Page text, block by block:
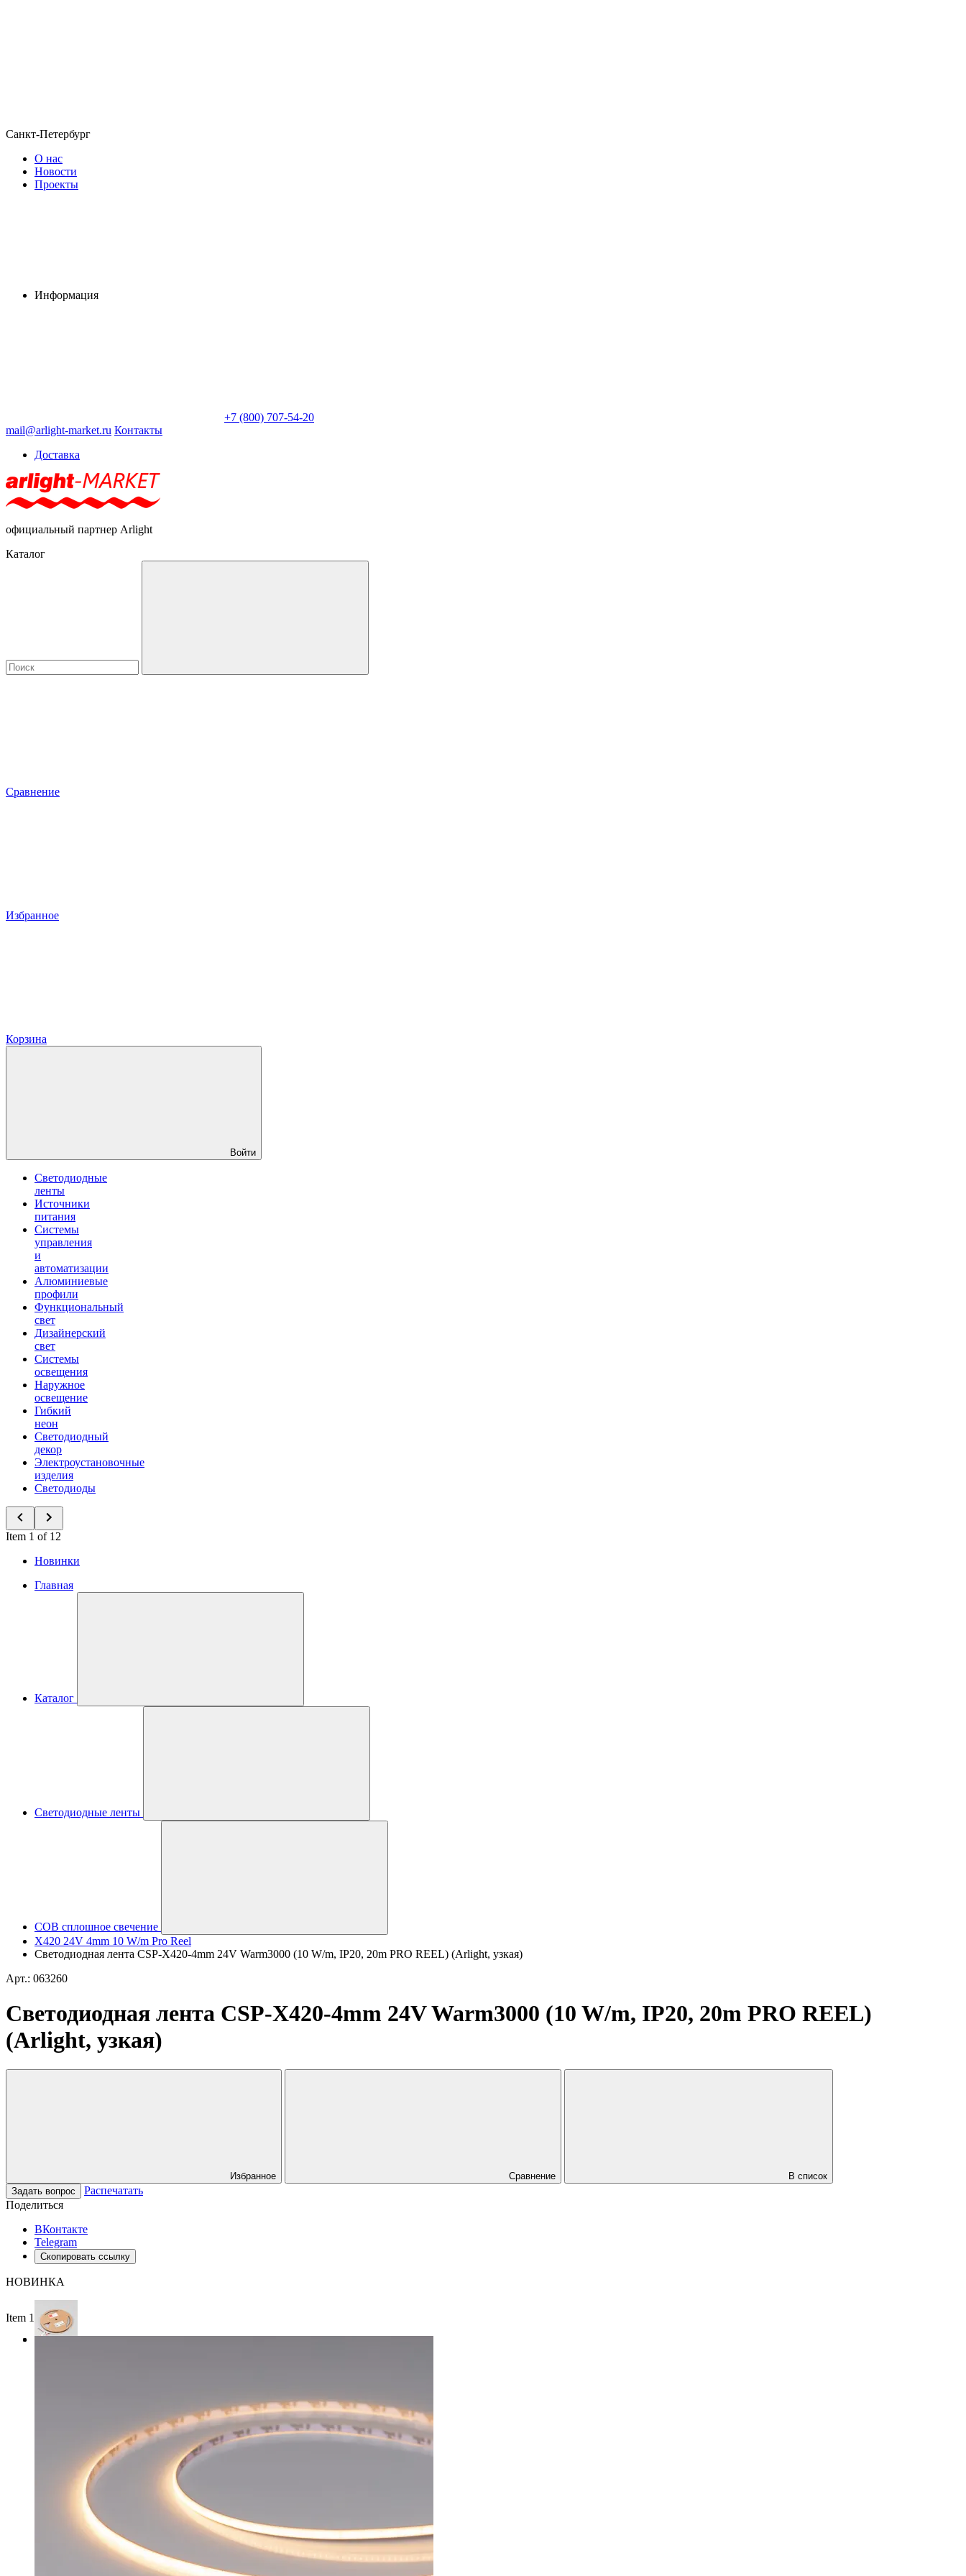
Санкт-Петербург
О нас
Новости
Проекты
Информация
+7 (800) 707-54-20
mail@arlight-market.ru Контакты
Доставка
официальный партнер Arlight
Каталог
Сравнение
Избранное
Корзина
Войти
Светодиодные
ленты
Источники
питания
Системы
управления
и
автоматизации
Алюминиевые
профили
Функциональный
свет
Дизайнерский
свет
Системы
освещения
Наружное
освещение
Гибкий
неон
Светодиодный
декор
Электроустановочные
изделия
Светодиоды
Item 1 of 12
Новинки
Главная
Каталог
Светодиодные ленты
COB сплошное свечение
X420 24V 4mm 10 W/m Pro Reel
Светодиодная лента CSP-X420-4mm 24V Warm3000 (10 W/m, IP20, 20m PRO REEL) (Arlight, узкая)
Арт.: 063260
Светодиодная лента CSP-X420-4mm 24V Warm3000 (10 W/m, IP20, 20m PRO REEL)
(Arlight, узкая)
Избранное Сравнение
В список
Задать вопрос
Распечатать
Поделиться
ВКонтакте
Telegram
Скопировать ссылку
НОВИНКА
Item 1 of 3